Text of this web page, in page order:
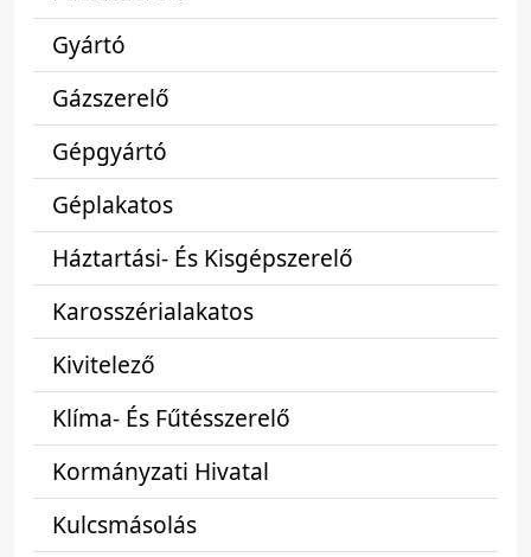
Gyártó
Gázszerelő
Gépgyártó
Géplakatos
Háztartási- És Kisgépszerelő
Karosszérialakatos
Kivitelező
Klíma- És Fűtésszerelő
Kormányzati Hivatal
Kulcsmásolás